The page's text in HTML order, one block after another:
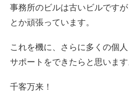
事務所のビルは古いビルです
とか頑張っています。
これを機に、さらに多くの個
サポートをできたらと思います
千客万来！